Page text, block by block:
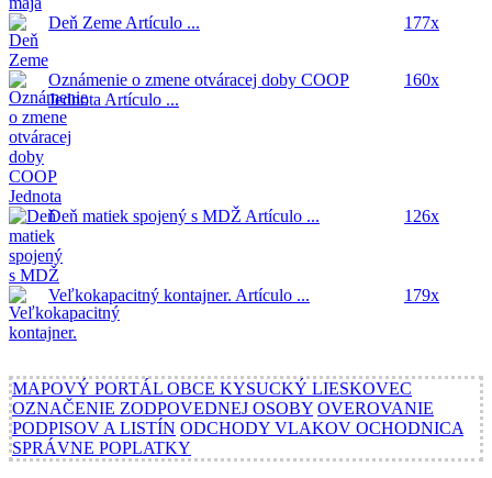
Deň Zeme Artículo ... 177x
Oznámenie o zmene otváracej doby COOP
Jednota Artículo ...
160x
Deň matiek spojený s MDŽ Artículo ... 126x
Veľkokapacitný kontajner. Artículo ... 179x
MAPOVÝ PORTÁL OBCE KYSUCKÝ LIESKOVEC
OZNAČENIE ZODPOVEDNEJ OSOBY OVEROVANIE
PODPISOV A LISTÍN ODCHODY VLAKOV OCHODNICA
SPRÁVNE POPLATKY